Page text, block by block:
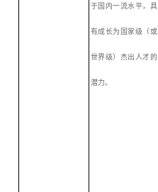
于国内一流水平，具
有成长为国家级（或
世界级）杰出人才的
潜力。